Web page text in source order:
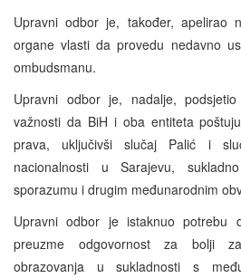
Upravni odbor je, također, apelirao
organe vlasti da provedu nedavno
ombudsmanu.
Upravni odbor je, nadalje,
važnosti da BiH i oba entiteta
prava, uključivši slučaj Palić i
nacionalnosti u Sarajevu,
sporazumu i drugim međunarodnim
Upravni odbor je istaknuo potrebu
preuzme odgovornost za bolji
obrazovanja u sukladnosti s